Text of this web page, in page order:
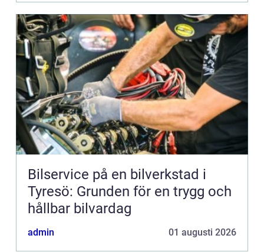
Bilservice på en bilverkstad i
Tyresö: Grunden för en trygg och
hållbar bilvardag
admin 01 augusti 2026